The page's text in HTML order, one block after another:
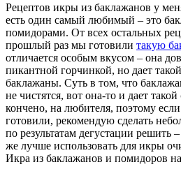
Рецептов икры из баклажанов у
есть один самый любимый – это
помидорами. От всех остальных
прошлый раз мы готовили такую
отличается особым вкусом – она
пикантной горчинкой, но дает
баклажаны. Суть в том, что
не чистятся, вот она-то и дает
кончено, на любителя, поэтому
готовили, рекомендую сделать
по результатам дегустации решить
же лучше использовать для икры
Икра из баклажанов и помидоров